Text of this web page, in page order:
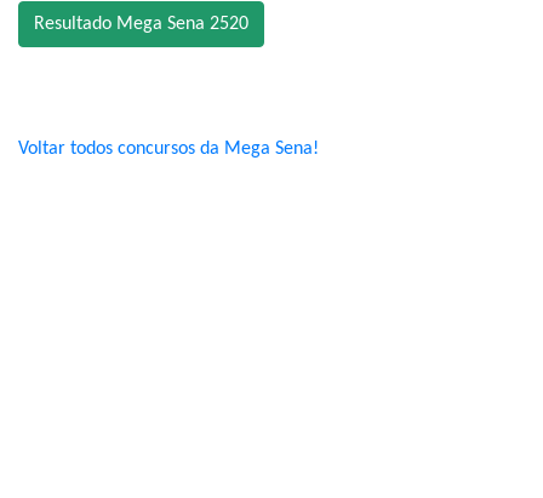
Resultado Mega Sena 2520
Voltar todos concursos da Mega Sena!